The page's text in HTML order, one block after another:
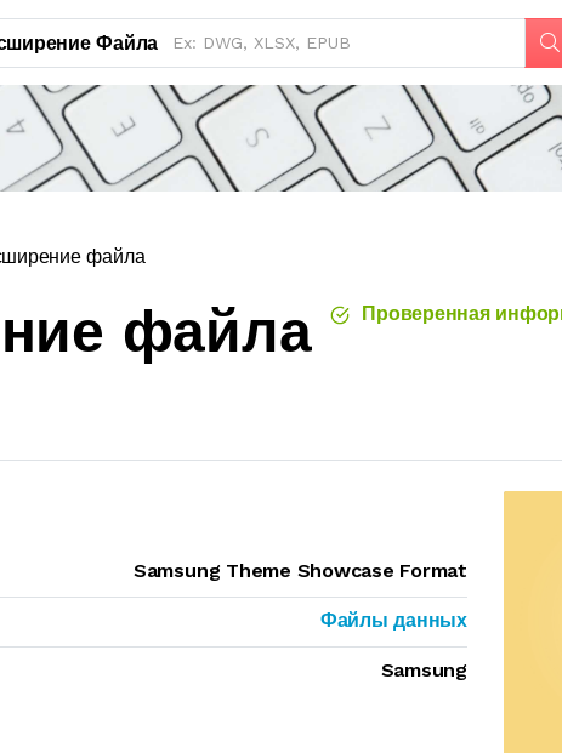
Файла
файла
файла Проверенная
Samsung Theme Showcase Format
Файлы данных
Samsung